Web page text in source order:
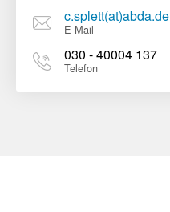
c.splett(at)abda.de
E-Mail
030 - 40004 137
Telefon